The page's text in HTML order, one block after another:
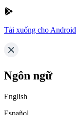
Tải xuống cho Android
Ngôn ngữ
English
Español